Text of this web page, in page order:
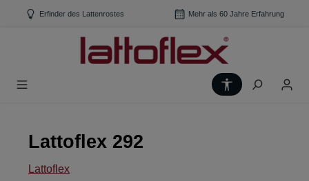
Zum Hauptinhalt springen
Erfinder des Lattenrostes Mehr als 60 Jahre Erfahrung
Lattoflex 292
Lattoflex